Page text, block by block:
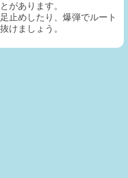
があります。
止めしたり、爆弾でルート
けましょう。